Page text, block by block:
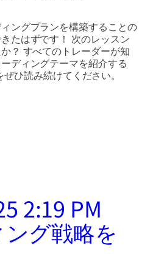
ングプランを構築することの
たはずです！ 次のレッスン
？ すべてのトレーダーが知
ディングテーマを紹介する
ひ読み続けてください。
2:19 PM
ング戦略を